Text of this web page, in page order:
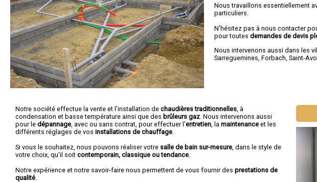
Nous travaillons essentiellement
particuliers.
N'hésitez pas à nous contacter
pour toutesdemandes de devis
Nous intervenons aussi dans les
Sarreguemines ,Forbach ,Saint-
Notre société effectue la vente et l'installation de chaudières traditionnelles, à
condensation et basse température ainsi que des brûleurs gaz. Nous intervenons aussi
pour le dépannage, avec ou sans contrat, pour effectuer l'entretien, la maintenance et les
différents réglages de vos installations de chauffage.
Si vous le souhaitez, nous pouvons réaliser votre salle de bain sur-mesure, dans le style de
votre choix, qu'il soit contemporain, classique ou tendance.
Notre expérience et notre savoir-faire nous permettent de vous fournir des prestations de
qualité.